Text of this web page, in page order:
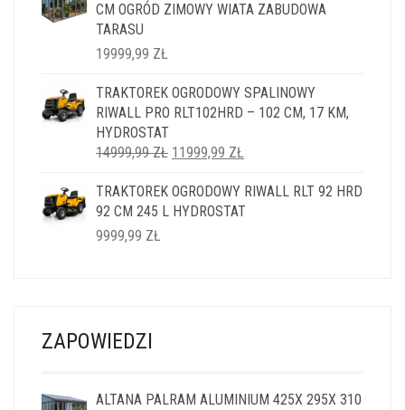
CM OGRÓD ZIMOWY WIATA ZABUDOWA
TARASU
19999,99 ZŁ
TRAKTOREK OGRODOWY SPALINOWY
RIWALL PRO RLT102HRD – 102 CM, 17 KM,
HYDROSTAT
14999,99ZŁ PIERWOTNA
WYNOSIŁA:
14999,99 ZŁ.
11999,99 ZŁ
WYNOSI:
11999,99 ZŁ.
TRAKTOREK OGRODOWY RIWALL RLT 92 HRD
92 CM 245 L HYDROSTAT
9999,99 ZŁ
ZAPOWIEDZI
ALTANA PALRAM ALUMINIUM 425X 295X 310